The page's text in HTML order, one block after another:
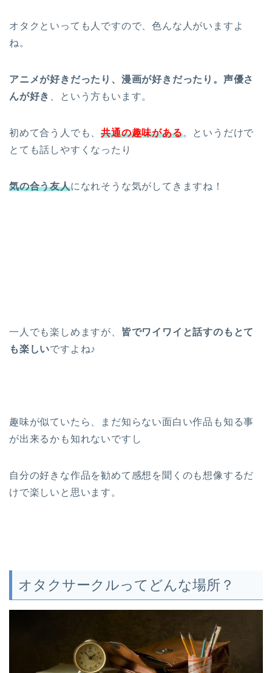
オタクといっても人ですので、色んな人がいますよ
ね。
アニメが好きだったり、漫画が好きだったり。声優さ
んが好き
、という方もいます。
初めて合う人でも、共通の趣味がある。というだけで
とても話しやすくなったり
気の合う友人になれそうな気がしてきますね！
一人でも楽しめますが、 皆でワイワイと話すのもとて
も楽しいですよね♪
趣味が似ていたら、まだ知らない面白い作品も知る事
が出来るかも知れないですし
自分の好きな作品を勧めて感想を聞くのも想像するだ
けで楽しいと思います。
オタクサークルってどんな場所？